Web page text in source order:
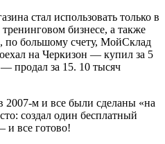
стал использовать только в
бизнесе, а также
по большому счету, МойСклад
на Черкизон — купил за 5
продал за 15. 10 тысяч
2007-м и все были сделаны «на
создал один бесплатный
и все готово!